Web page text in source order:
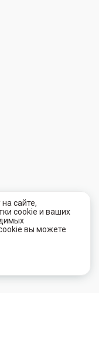
сайте,
cookie и ваших
вы можете